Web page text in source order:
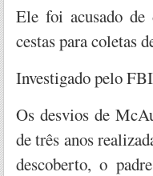
Ele foi acusado de
cestas para coletas
Investigado pelo FBI
Os desvios de
de três anos
descoberto, o